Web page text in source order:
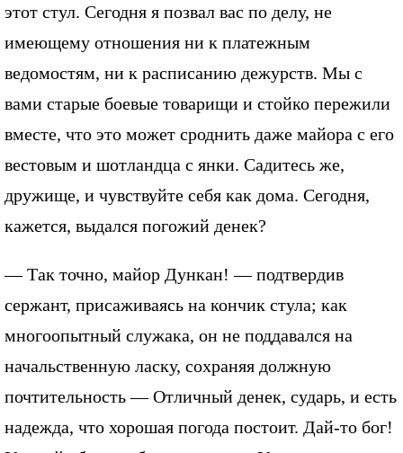
этот стул. Сегодня я позвал вас по делу, не
имеющему отношения ни к платежным
ведомостям, ни к расписанию дежурств. Мы с
вами старые боевые товарищи и стойко пережили
вместе, что это может сроднить даже майора с его
вестовым и шотландца с янки. Садитесь же,
дружище, и чувствуйте себя как дома. Сегодня,
кажется, выдался погожий денек?
— Так точно, майор Дункан! — подтвердив
сержант, присаживаясь на кончик стула; как
многоопытный служака, он не поддавался на
начальственную ласку, сохраняя должную
почтительность — Отличный денек, сударь, и есть
надежда, что хорошая погода постоит. Дай-то бог!